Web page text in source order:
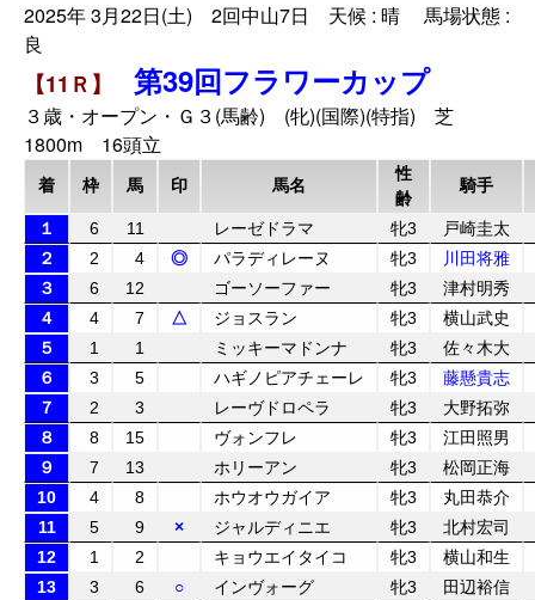
2025年 3月22日(土) 2回中山7日 天候 : 晴 馬場状態 :
良
【11Ｒ】 第39回フラワーカップ
３歳・オープン・Ｇ３(馬齢) (牝)(国際)(特指) 芝
1800m 16頭立
着 枠 馬 印 馬名
性
齢
騎手
１ 6 11 レーゼドラマ 牝3
戸崎圭太
２
2 4 ◎ パラディレーヌ 牝3
川田将雅
３
6 12 ゴーソーファー 牝3
津村明秀
４
4 7 △ ジョスラン 牝3
横山武史
５
1 1 ミッキーマドンナ 牝3
佐々木大
６
3 5 ハギノピアチェーレ 牝3
藤懸貴志
７
2 3 レーヴドロペラ 牝3
大野拓弥
８
8 15 ヴォンフレ 牝3
江田照男
９
7 13 ホリーアン 牝3
松岡正海
10
4 8 ホウオウガイア 牝3
丸田恭介
11
5 9 × ジャルディニエ 牝3
北村宏司
12
1 2 キョウエイタイコ 牝3
横山和生
13
3 6 ○ インヴォーグ 牝3
田辺裕信